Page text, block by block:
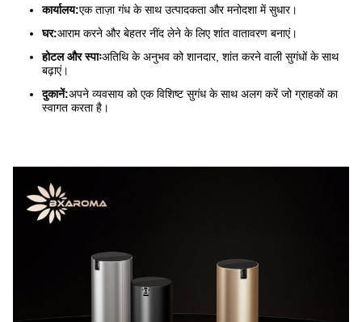
कार्यालय:एक ताज़ा गंध के साथ उत्पादकता और मनोदशा में सुधार।
घर:आराम करने और बेहतर नींद लेने के लिए शांत वातावरण बनाएं।
होटल और स्पाःअतिथि के अनुभव को शानदार, शांत करने वाली सुगंधों के साथ
बढ़ाएं।
दुकानें:अपने व्यवसाय को एक विशिष्ट सुगंध के साथ अलग करें जो ग्राहकों का
स्वागत करता है।